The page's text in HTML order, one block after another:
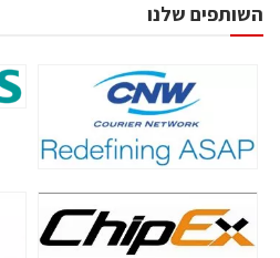
השותפים שלנו